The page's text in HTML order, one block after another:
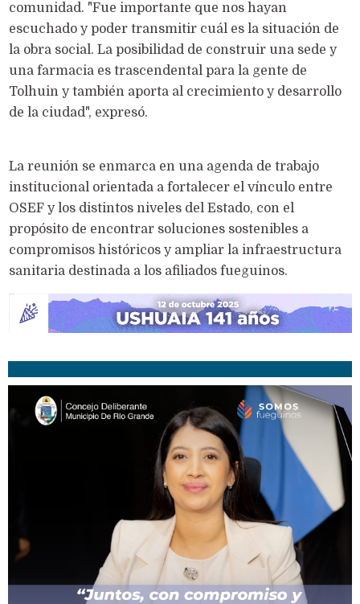
comunidad. "Fue importante que nos hayan
escuchado y poder transmitir cuál es la situación de
la obra social. La posibilidad de construir una sede y
una farmacia es trascendental para la gente de
Tolhuin y también aporta al crecimiento y desarrollo
de la ciudad", expresó.
La reunión se enmarca en una agenda de trabajo
institucional orientada a fortalecer el vínculo entre
OSEF y los distintos niveles del Estado, con el
propósito de encontrar soluciones sostenibles a
compromisos históricos y ampliar la infraestructura
sanitaria destinada a los afiliados fueguinos.